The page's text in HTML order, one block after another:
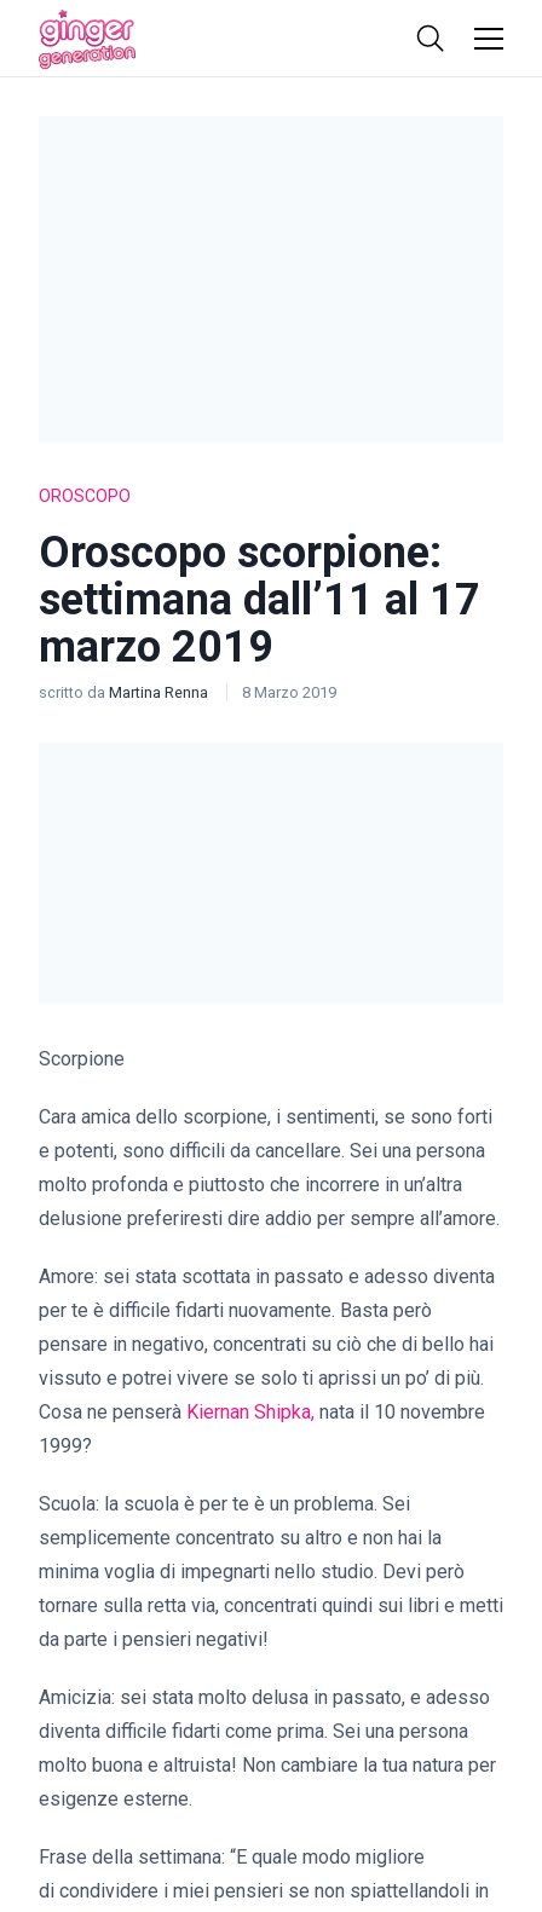
OROSCOPO
Oroscopo scorpione:
settimana dall’11 al 17
marzo 2019
scritto da Martina Renna 8 Marzo 2019
Scorpione
Cara amica dello scorpione, i sentimenti, se sono forti
e potenti, sono difficili da cancellare. Sei una persona
molto profonda e piuttosto che incorrere in un’altra
delusione preferiresti dire addio per sempre all’amore.
Amore: sei stata scottata in passato e adesso diventa
per te è difficile fidarti nuovamente. Basta però
pensare in negativo, concentrati su ciò che di bello hai
vissuto e potrei vivere se solo ti aprissi un po’ di più.
Cosa ne penserà Kiernan Shipka, nata il 10 novembre
1999?
Scuola: la scuola è per te è un problema. Sei
semplicemente concentrato su altro e non hai la
minima voglia di impegnarti nello studio. Devi però
tornare sulla retta via, concentrati quindi sui libri e metti
da parte i pensieri negativi!
Amicizia: sei stata molto delusa in passato, e adesso
diventa difficile fidarti come prima. Sei una persona
molto buona e altruista! Non cambiare la tua natura per
esigenze esterne.
Frase della settimana: “E quale modo migliore
di condividere i miei pensieri se non spiattellandoli in